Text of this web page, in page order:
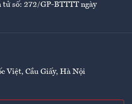
tử số: 272/GP-BTTTT ngày
Việt, Cầu Giấy, Hà Nội